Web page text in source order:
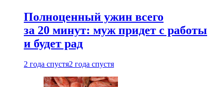
Полноценный ужин всего
за 20 минут: муж придет с работы
и будет рад
2 года спустя2 года спустя